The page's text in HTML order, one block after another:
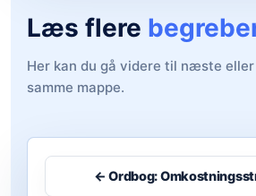
Læs flere
Her kan du gå videre til næste
samme mappe.
← Ordbog: